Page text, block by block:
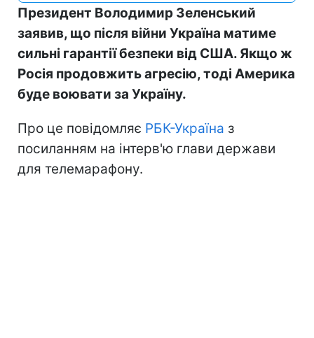
Президент Володимир Зеленський
заявив, що після війни Україна матиме
сильні гарантії безпеки від США. Якщо ж
Росія продовжить агресію, тоді Америка
буде воювати за Україну.
Про це повідомляє РБК-Україна з
посиланням на інтерв'ю глави держави
для телемарафону.